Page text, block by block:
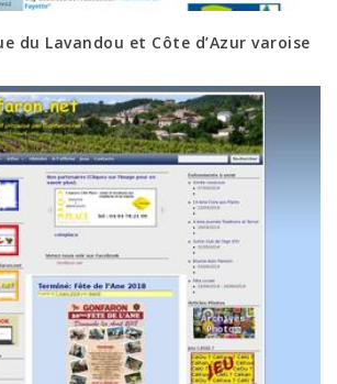
du Lavandou et Côte d’Azur varoise